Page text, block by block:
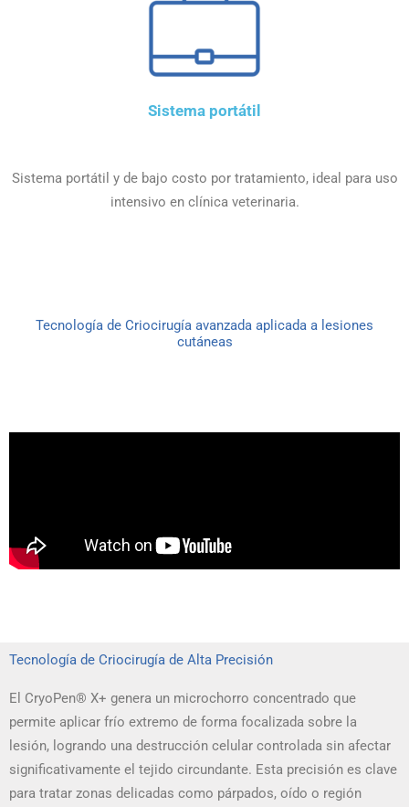
Sistema portátil
Sistema portátil y de bajo costo por tratamiento, ideal para uso
intensivo en clínica veterinaria.
Tecnología de Criocirugía avanzada aplicada a lesiones
cutáneas
Tecnología de Criocirugía de Alta Precisión
El CryoPen® X+ genera un microchorro concentrado que
permite aplicar frío extremo de forma focalizada sobre la
lesión, logrando una destrucción celular controlada sin afectar
significativamente el tejido circundante. Esta precisión es clave
para tratar zonas delicadas como párpados, oído o región